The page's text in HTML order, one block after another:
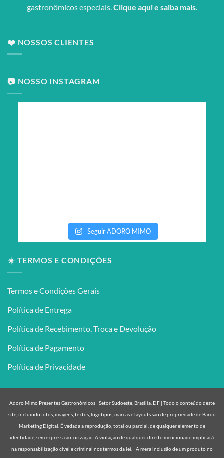
gastronômicos especiais.Clique aqui e saiba mais.
❤️ NOSSOS CLIENTES
📷 NOSSO INSTAGRAM
Seguir ADORO MIMO
☀️ TERMOS E CONDIÇÕES
Termos e Condições Gerais
Política de Entrega
Política de Recebimento, Troca e Devolução
Política de Pagamento
Política de Privacidade
Adoro Mimo Presentes Gastronômicos | Setor Sudoeste, Brasília, DF | Todo o conteúdo deste
site, incluindo fotos, imagens, textos, logotipos, marcas e layouts são de propriedade de Baroo
Marketing Digital. É vedada a reprodução, total ou parcial, de qualquer elemento de
identidade, sem expressa autorização. A violação de qualquer direito mencionado implicará
na responsabilização cível e criminal nos termos da lei. | A mera inclusão de um produto no